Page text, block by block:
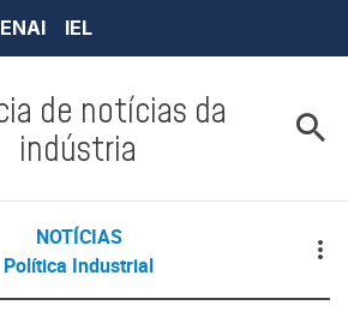
IEL
de notícias da
indústria
NOTÍCIAS
Política Industrial